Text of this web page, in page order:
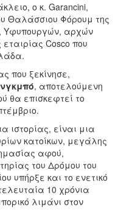
ο κ. Garancini,
Θαλάσσιου Φόρουμ της
Υφυπουργών, αρχών
Cosco που
που ξεκίνησε,
, αποτελούμενη
θα επισκεφτεί το
ιστορίας, είναι μια
κατοίκων, μεγάλης
αφού,
του Δρόμου του
υπήρξε και το ενετικό
10 χρόνια
λιμάνι στον